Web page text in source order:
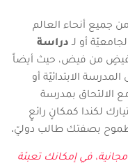
طالب دوليّ من جميع أنحاء العالم
أو لـ دراسة
غيضٍ من فيض، حيث أيضاً
الابتدائيّة أو
مع الالتحاق بمدرسة
لكندا كمكانٍ رائعٍ
بصفتك طالب دوليّ.
في إمكانك تعبئة